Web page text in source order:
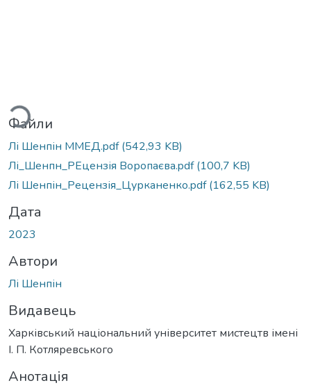
Файли
Лі Шенпін ММЕД.pdf(542,93 KB)
Лі_Шенпн_РЕцензія Воропаєва.pdf(100,7 KB)
Лі Шенпін_Рецензія_Цурканенко.pdf(162,55 KB)
Дата
2023
Автори
Лі Шенпін
Видавець
Харківський національний університет мистецтв імені
І. П. Котляревського
Анотація